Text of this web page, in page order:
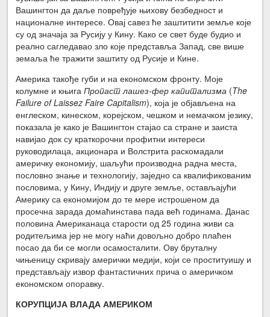
Вашингтон да даље повређује њихову безбедност и
националне интересе. Овај савез ће заштитити земље које
су од значаја за Русију у Кину. Како се свет буде будио и
реално сагледавао зло које представља Запад, све више
земаља ће тражити заштиту од Русије и Кине.
Америка такође губи и на економском фронту. Моје
колумне и књигаПропаст лашез-фер капитализма (The
Failure of Laissez Faire Capitalism), која је објављена на
енглеском, кинеском, корејском, чешком и немачком језику,
показала је како је Вашингтон стајао са стране и заиста
навијао док су краткорочни профитни интереси
руководилаца, акционара и Волстрита раскомадали
америчку економију, шаљући производна радна места,
пословно знање и технологију, заједно са квалификованим
пословима, у Кину, Индију и друге земље, остављајући
Америку са економијом до те мере истрошеном да
просечна зарада домаћинстава пада већ годинама. Данас
половина Американаца старости од 25 година живи са
родитељима јер не могу наћи довољно добро плаћен
посао да би се могли осамосталити. Ову бруталну
чињеницу скривају амерички медији, који се проституишу и
представљају извор фантастичних прича о америчком
економском опоравку.
КОРУПЦИЈА ВЛАДА АМЕРИКОМ